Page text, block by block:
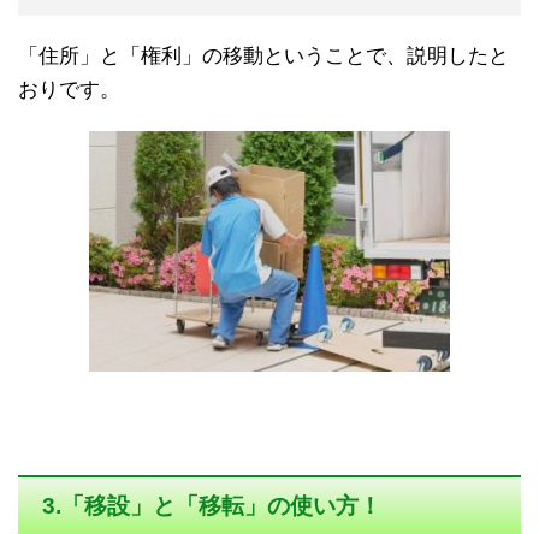
「住所」と「権利」の移動ということで、説明したと
おりです。
3.「移設」と「移転」の使い方！